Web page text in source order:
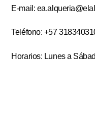
E-mail:
Teléfono: +57
Horarios: Lunes a